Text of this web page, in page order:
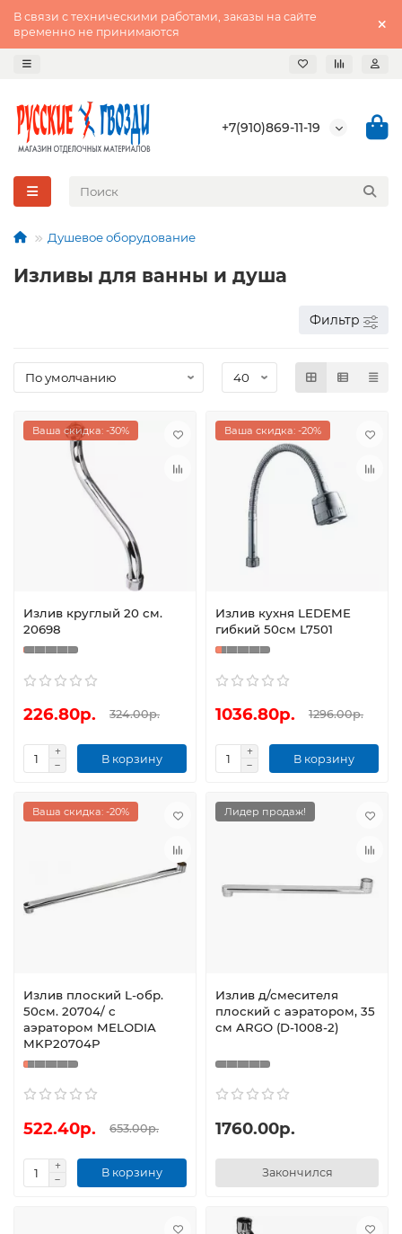
В связи с техническими работами, заказы на сайте
временно не принимаются
+7(910)869-11-19
Душевое оборудование
Изливы для ванны и душа
Фильтр
Ваша скидка: -30%
Излив круглый 20 см.
20698
226.80р. 324.00р.
В корзину
Ваша скидка: -20%
Излив кухня LEDEME
гибкий 50см L7501
1036.80р. 1296.00р.
В корзину
Ваша скидка: -20%
Излив плоский L-обр.
50см. 20704/ с
аэратором MELODIA
MKP20704P
522.40р. 653.00р.
В корзину
Лидер продаж!
Излив д/смесителя
плоский с аэратором, 35
см ARGO (D-1008-2)
1760.00р.
Закончился